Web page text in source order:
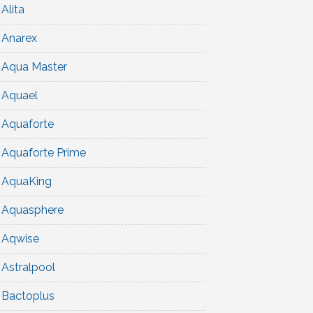
Alita
Anarex
Aqua Master
Aquael
Aquaforte
Aquaforte Prime
AquaKing
Aquasphere
Aqwise
Astralpool
Bactoplus